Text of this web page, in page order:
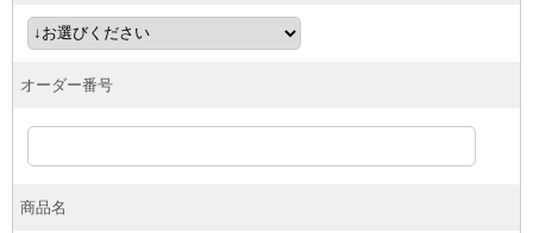
オーダー番号
商品名